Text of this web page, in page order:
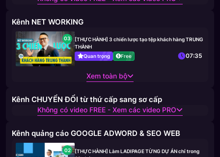
Kênh NET WORKING
03
[THỰC HÀNH] 3 chiến lược tạo tệp khách hàng TRUNG
THÀNH
Quan trọng
Free 07:35
Xem toàn bộ
Kênh CHUYỂN ĐỔI từ thứ cấp sang sơ cấp
Không có video FREE - Xem các video PRO
Kênh quảng cáo GOOGLE ADWORD & SEO WEB
02
[THỰC HÀNH] Làm LADIPAGE TỪNG DỰ ÁN chỉ trong